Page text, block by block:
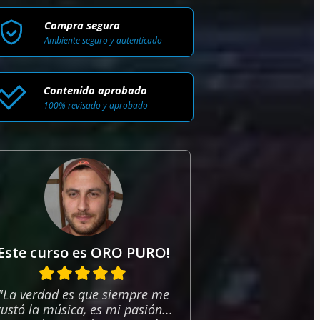
Compra segura
Ambiente seguro y autenticado
Contenido aprobado
100% revisado y aprobado
curso es ORO PURO!
"La verdad es que siempre me
la música, es mi pasión...